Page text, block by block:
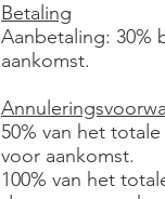
Betaling
Aanbetaling: 30%
aankomst.
50% van het
voor aankomst.
100% van het